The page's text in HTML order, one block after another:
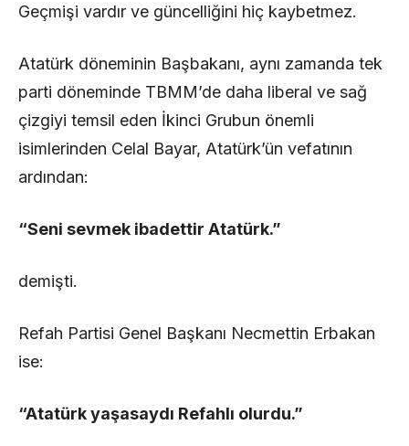
Geçmişi vardır ve güncelliğini hiç kaybetmez.
Atatürk döneminin Başbakanı, aynı zamanda tek
parti döneminde TBMM’de daha liberal ve sağ
çizgiyi temsil eden İkinci Grubun önemli
isimlerinden Celal Bayar, Atatürk’ün vefatının
ardından:
“Seni sevmek ibadettir Atatürk.”
demişti.
Refah Partisi Genel Başkanı Necmettin Erbakan
ise:
“Atatürk yaşasaydı Refahlı olurdu.”